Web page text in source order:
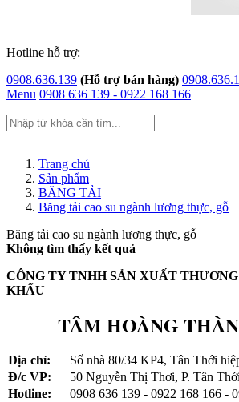
Hotline hỗ trợ:
0908.636.139 (Hỗ trợ bán hàng)
Menu 0908 636 139 - 0922 168 166
Trang chủ
Giới thiệu
Sản phẩm
Dây curoa gates 520020M340
Dây curoa Gates 380020M170
Dây Curoa 380020M170
Dây curoa 460020M290
Dây curoa 3850-14MGT-170
Dây curoa 3360-14MGT 55
Dây Curoa 14MGT-3360
Dây curoa 3360-14MGT
Dây curoa Gates 3360-14MGT3
Dây Curoa bando spc-3100Lw
Trang chủ
Sản phẩm
BĂNG TẢI
Băng tải cao su ngành lương thực, gỗ
Băng tải cao su ngành lương thực, gỗ
Không tìm thấy kết quả
CÔNG TY TNHH SẢN XUẤT
KHẨU
TÂM HOÀNG
Địa chỉ:
Số nhà 80/34 KP4, Tân Thới
Đ/c VP:
50 Nguyễn Thị Thơi, P. Tân
Hotline:
0908 636 139 - 0922 168 166 -